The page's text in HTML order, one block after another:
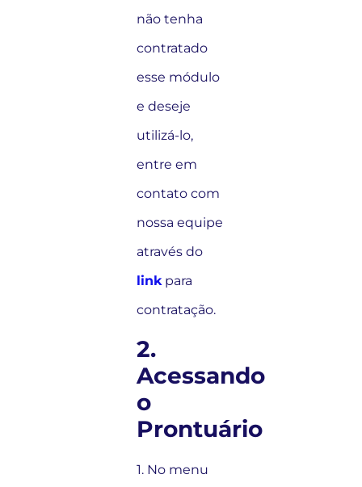
não tenha
contratado
esse módulo
e deseje
utilizá-lo,
entre em
contato com
nossa equipe
através do
linkpara
contratação.
2.
Acessando
o
Prontuário
1. No menu